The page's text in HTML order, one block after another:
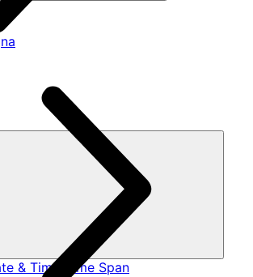
& Time/Time Span